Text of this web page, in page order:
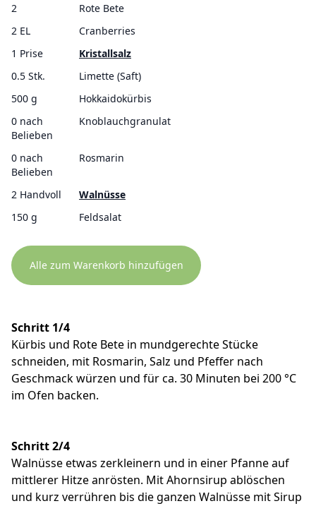
2
Rote Bete
2 EL
Cranberries
1 Prise
Kristallsalz
0.5 Stk.
Limette (Saft)
500 g
Hokkaidokürbis
0 nach
Belieben
Knoblauchgranulat
0 nach
Belieben
Rosmarin
2 Handvoll
Walnüsse
150 g
Feldsalat
Alle zum Warenkorb hinzufügen
Schritt 1/4
Kürbis und Rote Bete in mundgerechte Stücke
schneiden, mit Rosmarin, Salz und Pfeffer nach
Geschmack würzen und für ca. 30 Minuten bei 200 °C
im Ofen backen.
Schritt 2/4
Walnüsse etwas zerkleinern und in einer Pfanne auf
mittlerer Hitze anrösten. Mit Ahornsirup ablöschen
und kurz verrühren bis die ganzen Walnüsse mit Sirup